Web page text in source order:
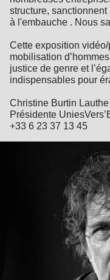
structure,
à l'embauche . Nous
Cette exposition
mobilisation
justice de genre et
indispensables pour
Christine Burtin Lauthe
Présidente
+33 6 23 37 13 45‬